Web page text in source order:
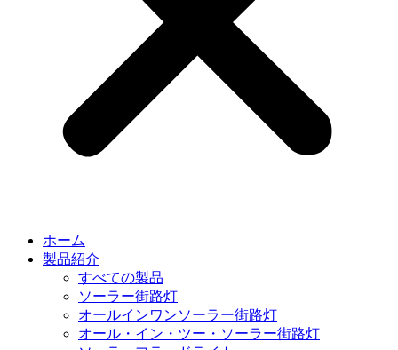
ホーム
製品紹介
すべての製品
ソーラー街路灯
オールインワンソーラー街路灯
オール・イン・ツー・ソーラー街路灯